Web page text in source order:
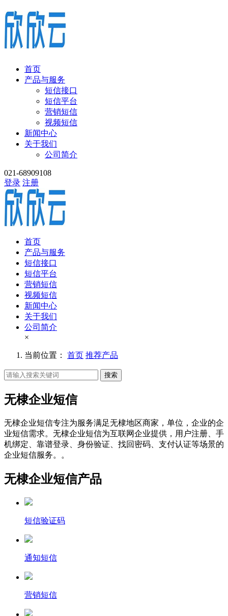
首页
产品与服务
短信接口
短信平台
营销短信
视频短信
新闻中心
关于我们
公司简介
021-68909108
登录 注册
首页
产品与服务
短信接口
短信平台
营销短信
视频短信
新闻中心
关于我们
公司简介
×
当前位置： 首页 推荐产品
搜索
无棣企业短信
无棣企业短信专注为服务满足无棣地区商家，单位，企业的企
业短信需求。无棣企业短信为互联网企业提供，用户注册、手
机绑定、靠谱登录、身份验证、找回密码、支付认证等场景的
企业短信服务。。
无棣企业短信产品
短信验证码
通知短信
营销短信